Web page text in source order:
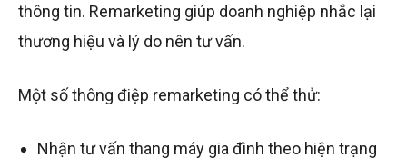
thông tin. Remarketing giúp doanh nghiệp nhắc lại
thương hiệu và lý do nên tư vấn.
Một số thông điệp remarketing có thể thử:
Nhận tư vấn thang máy gia đình theo hiện trạng